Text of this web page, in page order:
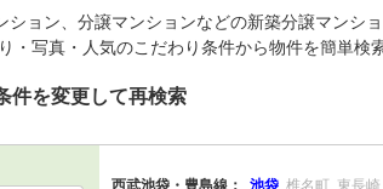
ョン、分譲マンションなどの新築分譲マンシ
・写真・人気のこだわり条件から物件を簡単検
件を変更して再検索
西武池袋・豊島線： 池袋 椎名町 東長崎